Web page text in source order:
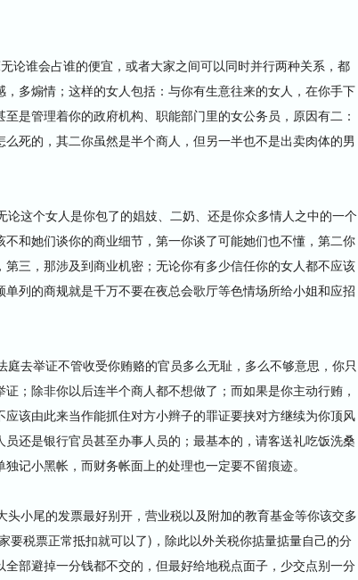
谁会占谁的便宜，或者大家之间可以同时并行两种关系，都
多煽情；这样的女人包括：与你有生意往来的女人，在你手下
是管理着你的政府机构、职能部门里的女公务员，原因有二：
死的，其二你虽然是半个商人，但另一半也不是出卖肉体的男
这个女人是你包了的娼妓、二奶、还是你众多情人之中的一个
和她们谈你的商业细节，第一你谈了可能她们也不懂，第二你
三，那涉及到商业机密；无论你有多少信任你的女人都不应该
列的商规就是千万不要在夜总会歌厅等色情场所给小姐和应招
去举证不管收受你贿赂的官员多么无耻，多么不够意思，你只
；除非你以后连半个商人都不想做了；而如果是你主动行贿，
该由此来当作能抓住对方小辫子的罪证要挟对方继续为你顶风
还是银行官员甚至办事人员的；最基本的，请客送礼吃饭洗桑
记小黑帐，而财务帐面上的处理也一定要不留痕迹。
小尾的发票最好别开，营业税以及附加的教育基金等你该交多
要税票正常抵扣就可以了)，除此以外关税你掂量掂量自己的分
部避掉一分钱都不交的，但最好给地税点面子，少交点别一分